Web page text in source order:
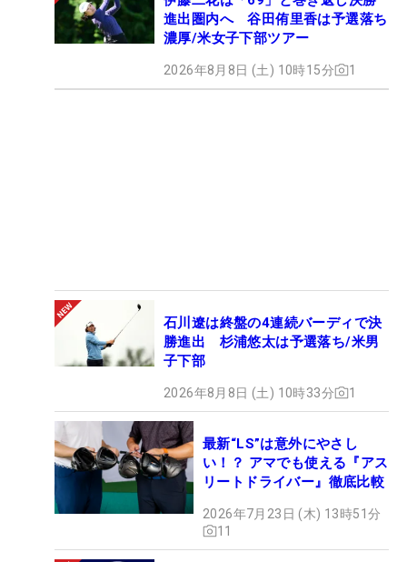
進出圏内へ 谷田侑里香は予選落ち
濃厚/米女子下部ツアー
2026年8月8日 (土) 10時15分 1
石川遼は終盤の4連続バーディで決
勝進出 杉浦悠太は予選落ち/米男
子下部
2026年8月8日 (土) 10時33分 1
最新“LS”は意外にやさし
い！？ アマでも使える『アス
リートドライバー』徹底比較
2026年7月23日 (木) 13時51分
11